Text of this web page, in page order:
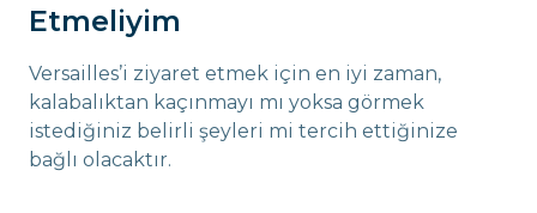
Etmeliyim
Versailles’i ziyaret etmek için en iyi zaman,
kalabalıktan kaçınmayı mı yoksa görmek
istediğiniz belirli şeyleri mi tercih ettiğinize
bağlı olacaktır.